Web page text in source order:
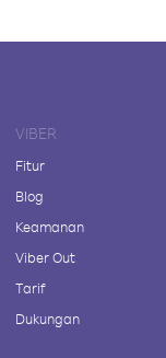
VIBER
Fitur
Blog
Keamanan
Viber Out
Tarif
Dukungan